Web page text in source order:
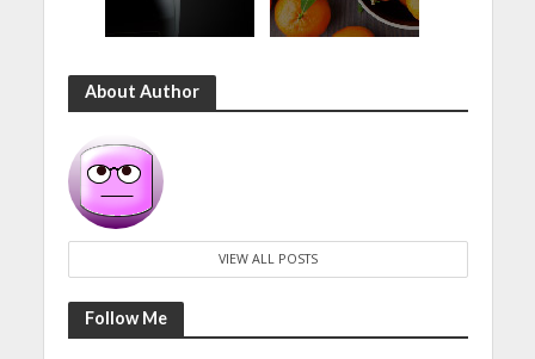
About Author
VIEW ALL POSTS
Follow Me